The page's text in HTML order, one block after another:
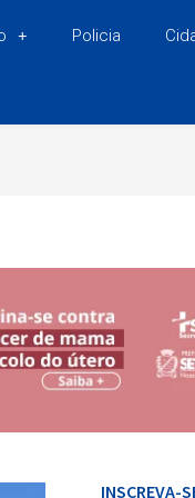
Policia
INSCREVA-